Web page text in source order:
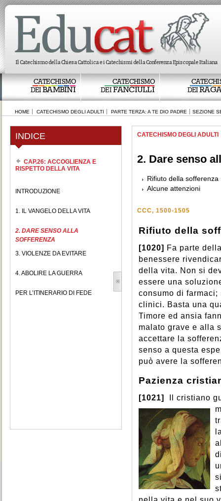
CATECHISMO
DEIBAMBINI
CATECHISMO
DEIFANCIULLI
DEI
HOME CATECHISMO DEGLI ADULTI PARTE TERZA: A TE DIO PADRE SEZIONE
INDICE
CAP.26: ACCOGLIENZA E
RISPETTO DELLA VITA
INTRODUZIONE
1. IL VANGELO DELLA VITA
2. DARE SENSO ALLA
SOFFERENZA
3. VIOLENZE DA EVITARE
4. ABOLIRE LA GUERRA
PER L’ITINERARIO DI FEDE
CATECHISMO DEGLI ADULTI
2. Dare senso
Rifiuto della sofferenza
Alcune attenzioni
CCC, 1500-1505
Rifiuto della
[1020] Fa parte
benessere
della vita. Non si
essere una
consumo di
clinici. Basta una
Timore ed ansia
malato grave e alla
accettare la
senso a questa
può avere la
Pazienza
[1021]
Il cristiano